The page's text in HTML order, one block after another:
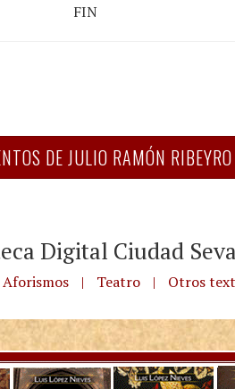
FIN
DE JULIO RAMÓN RIBEYRO
Digital Ciudad Seva
Aforismos | Teatro | Otros